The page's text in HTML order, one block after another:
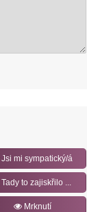
Jsi mi sympatický/á
Tady to zajiskřilo ...
Mrknutí